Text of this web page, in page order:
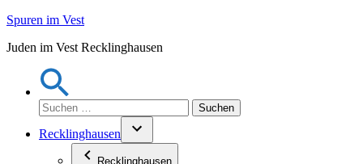
Zum
springen
Spuren im Vest
Juden im Vest Recklinghausen
Suchen
nach:
Recklinghausen
Recklinghausen